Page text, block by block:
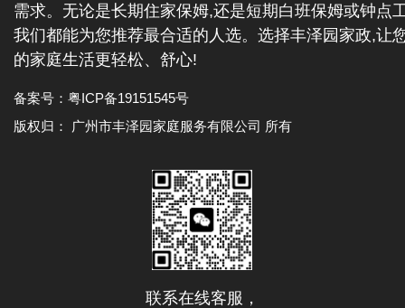
需求。无论是长期住家保姆,还是短期白班保姆或钟点
我们都能为您推荐最合适的人选。选择丰泽园家政,让
的家庭生活更轻松、舒心!
备案号： 粤ICP备19151545号
版权归： 广州市丰泽园家庭服务有限公司 所有
联系在线客服，